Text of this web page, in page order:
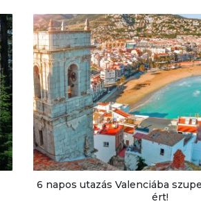
6 napos utazás Valenciába
ért!